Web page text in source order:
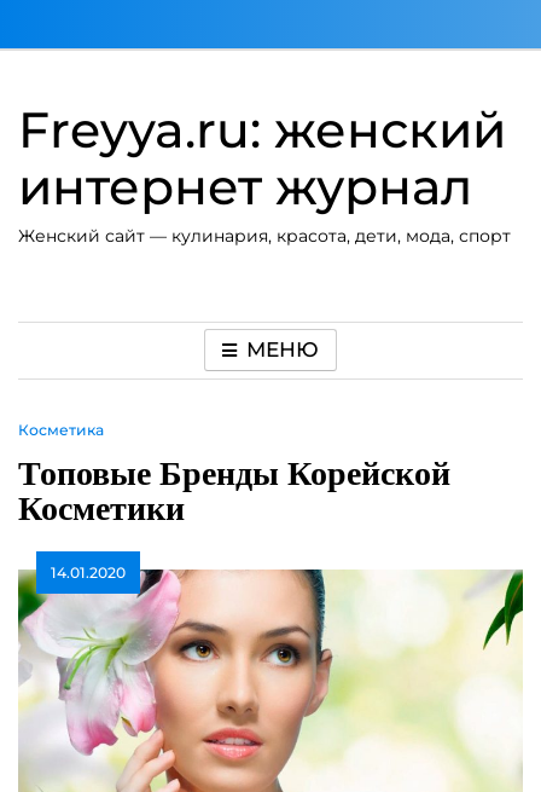
Freyya.ru: женский
интернет журнал
Женский сайт — кулинария, красота, дети, мода, спорт
МЕНЮ
Косметика
Топовые Бренды Корейской
Косметики
14.01.2020